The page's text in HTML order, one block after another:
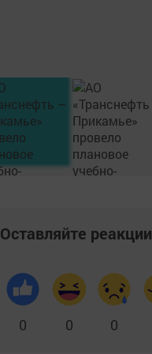
Оставляйте реакции
0 0 0